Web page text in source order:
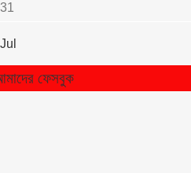
31
ফেসবুক